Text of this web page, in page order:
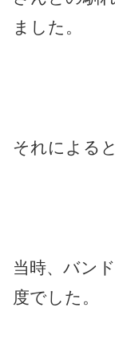
ました。
それによる
当時、バン
度でした。